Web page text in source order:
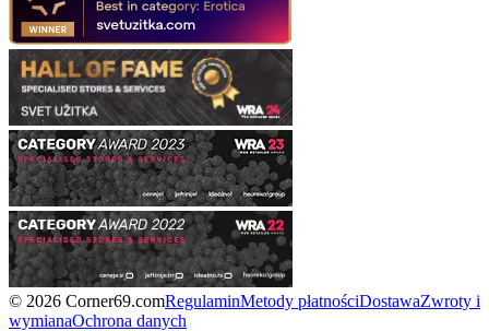
© 2026 Corner69.comRegulaminMetody płatnościDostawaZwroty i
wymianaOchrona danych